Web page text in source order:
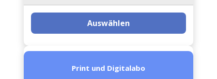
Auswählen
Print und Digitalabo